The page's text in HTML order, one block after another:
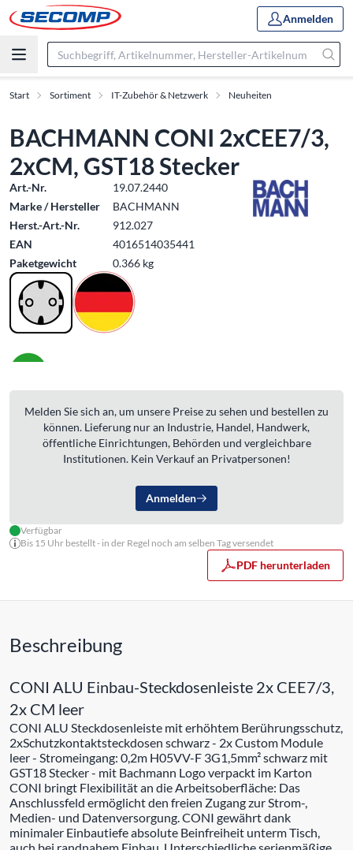
Anmelden
Start Sortiment IT-Zubehör & Netzwerk Neuheiten
BACHMANN CONI 2xCEE7/3,
2xCM, GST18 Stecker
Art.-Nr.
19.07.2440
Marke / Hersteller
BACHMANN
Herst.-Art.-Nr.
912.027
EAN
4016514035441
Paketgewicht
0.366 kg
Melden Sie sich an, um unsere Preise zu sehen und bestellen zu
können. Lieferung nur an Industrie, Handel, Handwerk,
öffentliche Einrichtungen, Behörden und vergleichbare
Institutionen. Kein Verkauf an Privatpersonen!
Anmelden
Verfügbar
Bis 15 Uhr bestellt - in der Regel noch am selben Tag versendet
PDF herunterladen
Beschreibung
CONI ALU Einbau-Steckdosenleiste 2x CEE7/3,
2x CM leer
CONI ALU Steckdosenleiste mit erhöhtem Berührungsschutz,
2xSchutzkontaktsteckdosen schwarz - 2x Custom Module
leer - Stromeingang: 0,2m H05VV-F 3G1,5mm² schwarz mit
GST18 Stecker - mit Bachmann Logo verpackt im Karton
CONI bringt Flexibilität an die Arbeitsoberfläche: Das
Anschlussfeld ermöglicht den freien Zugang zur Strom-,
Medien- und Datenversorgung. CONI gewährt dank
minimaler Einbautiefe absolute Beinfreiheit unterm Tisch,